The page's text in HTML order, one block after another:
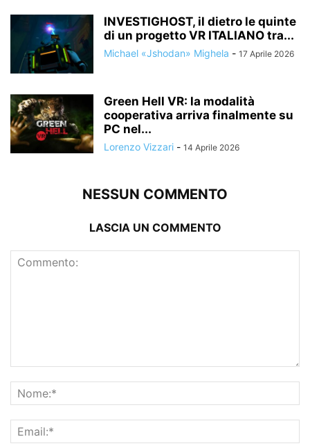
INVESTIGHOST, il dietro le quinte
di un progetto VR ITALIANO tra...
Michael «Jshodan» Mighela - 17 Aprile 2026
Green Hell VR: la modalità
cooperativa arriva finalmente su
PC nel...
Lorenzo Vizzari - 14 Aprile 2026
NESSUN COMMENTO
LASCIA UN COMMENTO